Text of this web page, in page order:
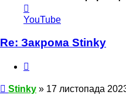
інформація
користувача
YouTube
Re: Закрома Stinky
Повідомлення
Stinky » 17 листопада